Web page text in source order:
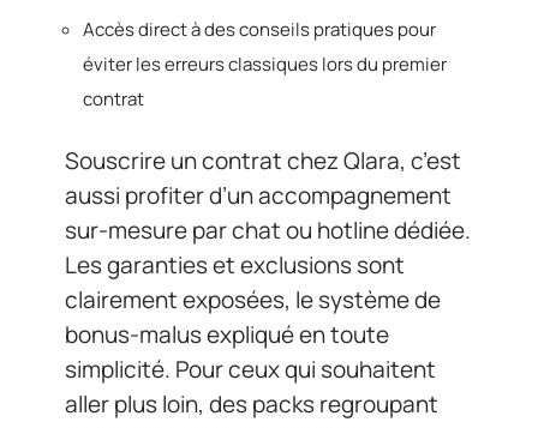
Accès direct à des conseils pratiques pour
éviter les erreurs classiques lors du premier
contrat
Souscrire un contrat chez Qlara, c’est
aussi profiter d’un accompagnement
sur-mesure par chat ou hotline dédiée.
Les garanties et exclusions sont
clairement exposées, le système de
bonus-malus expliqué en toute
simplicité. Pour ceux qui souhaitent
aller plus loin, des packs regroupant